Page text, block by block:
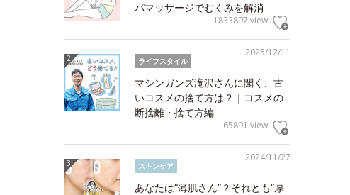
パマッサージでむくみを解消
1833897 view
2025/12/11
ライフスタイル
マシンガンズ滝沢さんに聞く、古
いコスメの捨て方は？｜コスメの
断捨離・捨て方編
65891 view
2024/11/27
スキンケア
あなたは“薄肌さん”？それとも“厚